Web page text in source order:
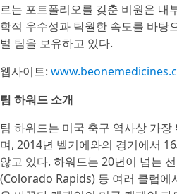
르는 포트폴리오를 갖춘 비원은 내
학적 우수성과 탁월한 속도를 바탕
벌 팀을 보유하고 있다.
웹사이트:
팀 하워드 소개
팀 하워드는 미국 축구 역사상 가
며, 2014년 벨기에와의 경기에서
않고 있다. 하워드는 20년이 넘는
(Colorado Rapids) 등 여러 클럽에